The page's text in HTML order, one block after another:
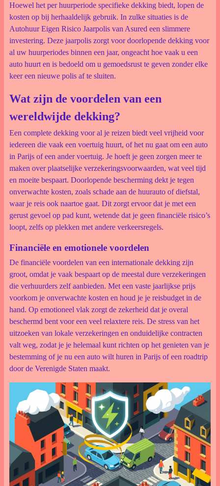
Hoewel het per huurperiode specifieke dekking biedt, lopen de
kosten op bij herhaaldelijk gebruik. In zulke situaties is de
Autohuur Eigen Risico Jaarpolis van Asured een slimmere
investering. Deze jaarpolis zorgt voor doorlopende dekking voor
al uw huurperiodes binnen een jaar, ongeacht hoe vaak u een
auto huurt en is bedoeld om u gemoedsrust te geven zonder elke
keer een nieuwe polis af te sluiten.
Wat zijn de voordelen van een
wereldwijde dekking?
Een complete dekking voor al je reizen biedt veel vrijheid voor
iedereen die vaak een voertuig huurt, of het nu gaat om een auto
in Parijs of een ander voertuig. Je hoeft je geen zorgen meer te
maken over plaatselijke verzekeringsvoorwaarden, wat veel tijd
en moeite bespaart. Doorlopende bescherming dekt je tegen
onverwachte kosten, zoals schade aan de huurauto of diefstal,
waar je reis ook naartoe gaat. Dit zorgt ervoor dat je met een
gerust gevoel op pad kunt, wetende dat je geen financiële risico’s
loopt, zelfs op plekken met andere verkeersregels.
Financiële en emotionele voordelen
De financiële voordelen van een internationale dekking zijn
groot, omdat je vaak bespaart op de meestal dure verzekeringen
die verhuurders zelf aanbieden. Met een vaste jaarlijkse prijs
voorkom je onverwachte kosten en houd je je reisbudget in de
hand. Op emotioneel vlak zorgt de zekerheid dat je overal
beschermd bent voor een veel relaxtere reis. De stress van het
uitzoeken van lokale verzekeringen en onduidelijke contracten
valt weg, zodat je je helemaal kunt richten op het genieten van je
bestemming of je nu een auto wilt huren in Parijs of een roadtrip
door de Verenigde Staten maakt.